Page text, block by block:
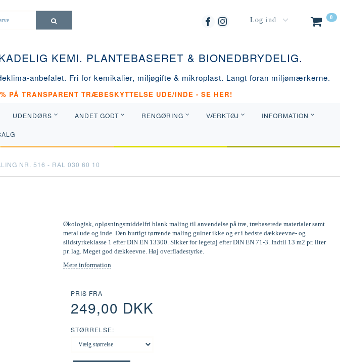
0
Log ind
KEMI. PLANTEBASERET & BIONEDBRYDELIG.
anbefalet. Fri for kemikalier, miljøgifte & mikroplast. Langt foran miljømærkerne.
PÅ TRANSPARENT TRÆBESKYTTELSE UDE/INDE - SE HER!
UDENDØRS ANDET GODT RENGØRING VÆRKTØJ INFORMATION
NR. 516 - RAL 030 60 10
Økologisk, opløsningsmiddelfri blank maling til anvendelse på træ, træbaserede materialer samt
metal ude og inde. Den hurtigt tørrende maling gulner ikke og er i bedste dækkeevne- og
slidstyrkeklasse 1 efter DIN EN 13300. Sikker for legetøj efter DIN EN 71-3. Indtil 13 m2 pr. liter
pr. lag. Meget god dækkeevne. Høj overfladestyrke.
Mere information
PRIS FRA
249,00 DKK
STØRRELSE: